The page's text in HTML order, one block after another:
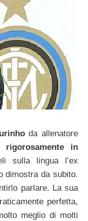
da allenatore
rigorosamente in
sulla lingua l’ex
dimostra da subito.
parlare. La sua
perfetta,
meglio di molti